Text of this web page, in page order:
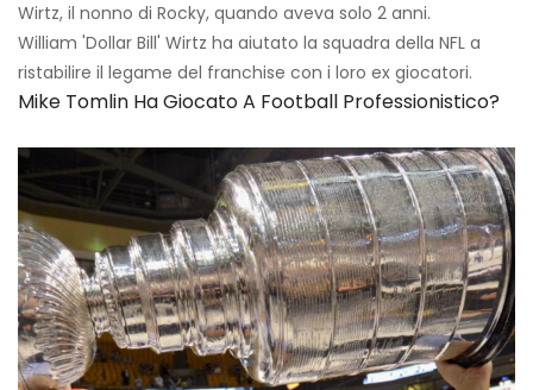
Wirtz, il nonno di Rocky, quando aveva solo 2 anni.
William 'Dollar Bill' Wirtz ha aiutato la squadra della NFL a
ristabilire il legame del franchise con i loro ex giocatori.
Mike Tomlin Ha Giocato A Football Professionistico?